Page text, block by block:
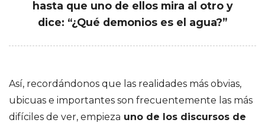
n
t
i
hasta que uno de ellos mira al otro y
dice: “¿Qué demonios es el agua?”
Así, recordándonos que las realidades más obvias,
ubicuas e importantes son frecuentemente las más
difíciles de ver, empieza uno de los discursos de